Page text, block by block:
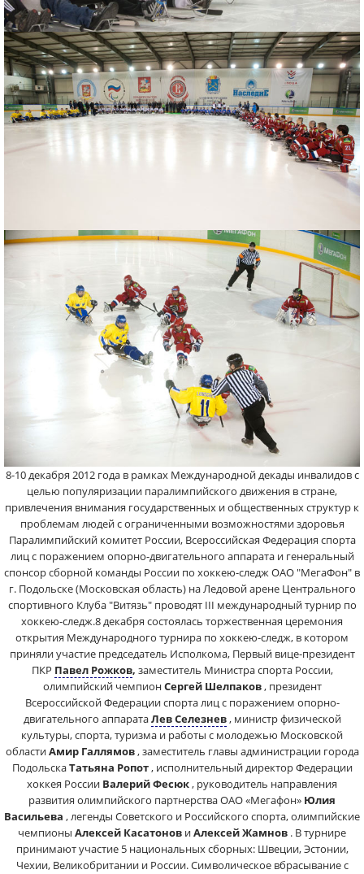
8-10 декабря 2012 года в рамках Международной декады инвалидов с
целью популяризации паралимпийского движения в стране,
привлечения внимания государственных и общественных структур к
проблемам людей с ограниченными возможностями здоровья
Паралимпийский комитет России, Всероссийская Федерация спорта
лиц с поражением опорно-двигательного аппарата и генеральный
спонсор сборной команды России по хоккею-следж ОАО "МегаФон" в
г. Подольске (Московская область) на Ледовой арене Центрального
спортивного Клуба "Витязь" проводят III международный турнир по
хоккею-следж.8 декабря состоялась торжественная церемония
открытия Международного турнира по хоккею-следж, в котором
приняли участие председатель Исполкома, Первый вице-президент
ПКР Павел Рожков, заместитель Министра спорта России,
олимпийский чемпионСергей Шелпаков, президент
Всероссийской Федерации спорта лиц с поражением опорно-
двигательного аппаратаЛев Селезнев, министр физической
культуры, спорта, туризма и работы с молодежью Московской
областиАмир Галлямов, заместитель главы администрации города
ПодольскаТатьяна Ропот, исполнительный директор Федерации
хоккея России Валерий Фесюк, руководитель направления
развития олимпийского партнерства ОАО «Мегафон» Юлия
Васильева , легенды Советского и Российского спорта, олимпийские
чемпионы Алексей Касатонов иАлексей Жамнов . В турнире
принимают участие 5 национальных сборных: Швеции, Эстонии,
Чехии, Великобритании и России. Символическое вбрасывание с